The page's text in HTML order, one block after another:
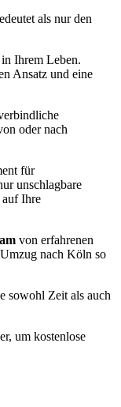
als nur den
Ihrem Leben.
Ansatz und eine
oder nach
für
unschlagbare
auf Ihre
von erfahrenen
nach Köln so
sowohl Zeit als auch
um kostenlose